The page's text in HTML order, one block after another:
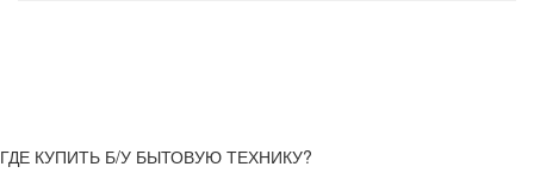
ГДЕ КУПИТЬ Б/У БЫТОВУЮ ТЕХНИКУ?